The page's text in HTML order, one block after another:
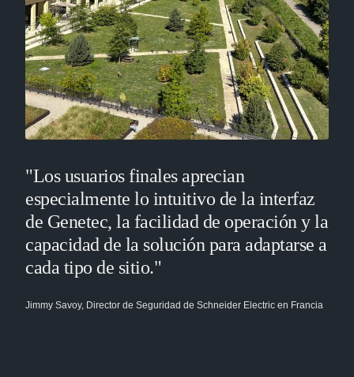
"Los usuarios finales aprecian
especialmente lo intuitivo de la interfaz
de Genetec, la facilidad de operación y la
capacidad de la solución para adaptarse a
cada tipo de sitio."
Jimmy Savoy, Director de Seguridad de Schneider Electric en Francia